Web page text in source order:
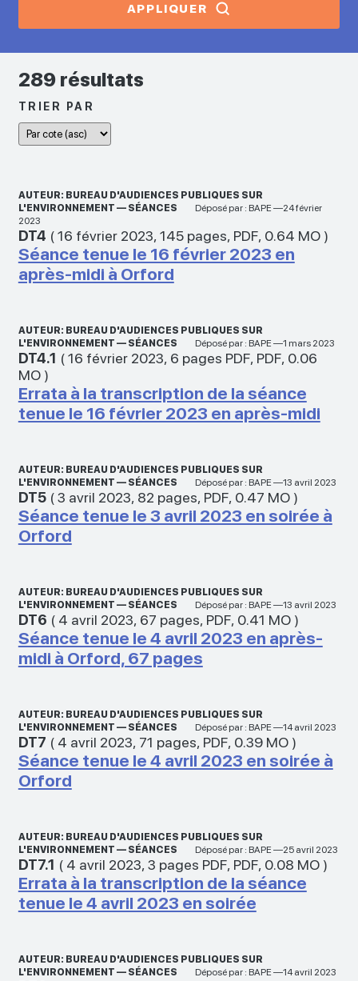
APPLIQUER
289 résultats
TRIER PAR
AUTEUR: BUREAU D'AUDIENCES PUBLIQUES SUR
L'ENVIRONNEMENT — SÉANCES
Déposé par : BAPE —24 février
2023
DT4 (16 février 2023, 145 pages, PDF, 0.64 MO)
Séance tenue le 16 février 2023 en
après-midi à Orford
AUTEUR: BUREAU D'AUDIENCES PUBLIQUES SUR
L'ENVIRONNEMENT — SÉANCES
Déposé par : BAPE —1 mars 2023
DT4.1 (16 février 2023, 6 pages PDF, PDF, 0.06
MO)
Errata à la transcription de la séance
tenue le 16 février 2023 en après-midi
AUTEUR: BUREAU D'AUDIENCES PUBLIQUES SUR
L'ENVIRONNEMENT — SÉANCES
Déposé par : BAPE —13 avril 2023
DT5(3 avril 2023, 82 pages, PDF, 0.47 MO)
Séance tenue le 3 avril 2023 en soirée à
Orford
AUTEUR: BUREAU D'AUDIENCES PUBLIQUES SUR
L'ENVIRONNEMENT — SÉANCES
Déposé par : BAPE —13 avril 2023
DT6 ( 4 avril 2023, 67 pages, PDF, 0.41 MO)
Séance tenue le 4 avril 2023 en après-
midi à Orford, 67 pages
AUTEUR: BUREAU D'AUDIENCES PUBLIQUES SUR
L'ENVIRONNEMENT — SÉANCES
Déposé par : BAPE —14 avril 2023
DT7 ( 4 avril 2023, 71 pages, PDF, 0.39 MO)
Séance tenue le 4 avril 2023 en soirée à
Orford
AUTEUR: BUREAU D'AUDIENCES PUBLIQUES SUR
L'ENVIRONNEMENT — SÉANCES
Déposé par : BAPE —25 avril 2023
DT7.1 ( 4 avril 2023, 3 pages PDF, PDF, 0.08 MO)
Errata à la transcription de la séance
tenue le 4 avril 2023 en soirée
AUTEUR: BUREAU D'AUDIENCES PUBLIQUES SUR
L'ENVIRONNEMENT — SÉANCES
Déposé par : BAPE —14 avril 2023